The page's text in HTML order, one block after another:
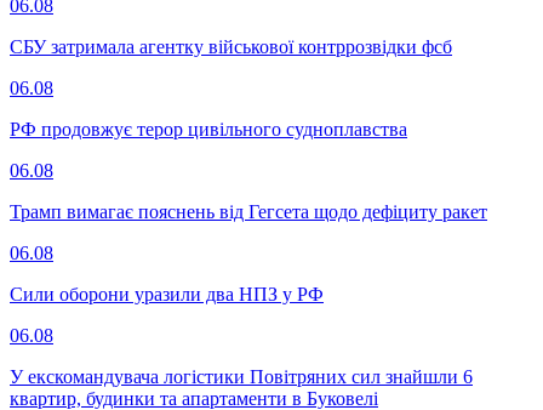
06.08
СБУ затримала агентку військової контррозвідки фсб
06.08
РФ продовжує терор цивільного судноплавства
06.08
Трамп вимагає пояснень від Гегсета щодо дефіциту ракет
06.08
Сили оборони уразили два НПЗ у РФ
06.08
У екскомандувача логістики Повітряних сил знайшли 6
квартир, будинки та апартаменти в Буковелі